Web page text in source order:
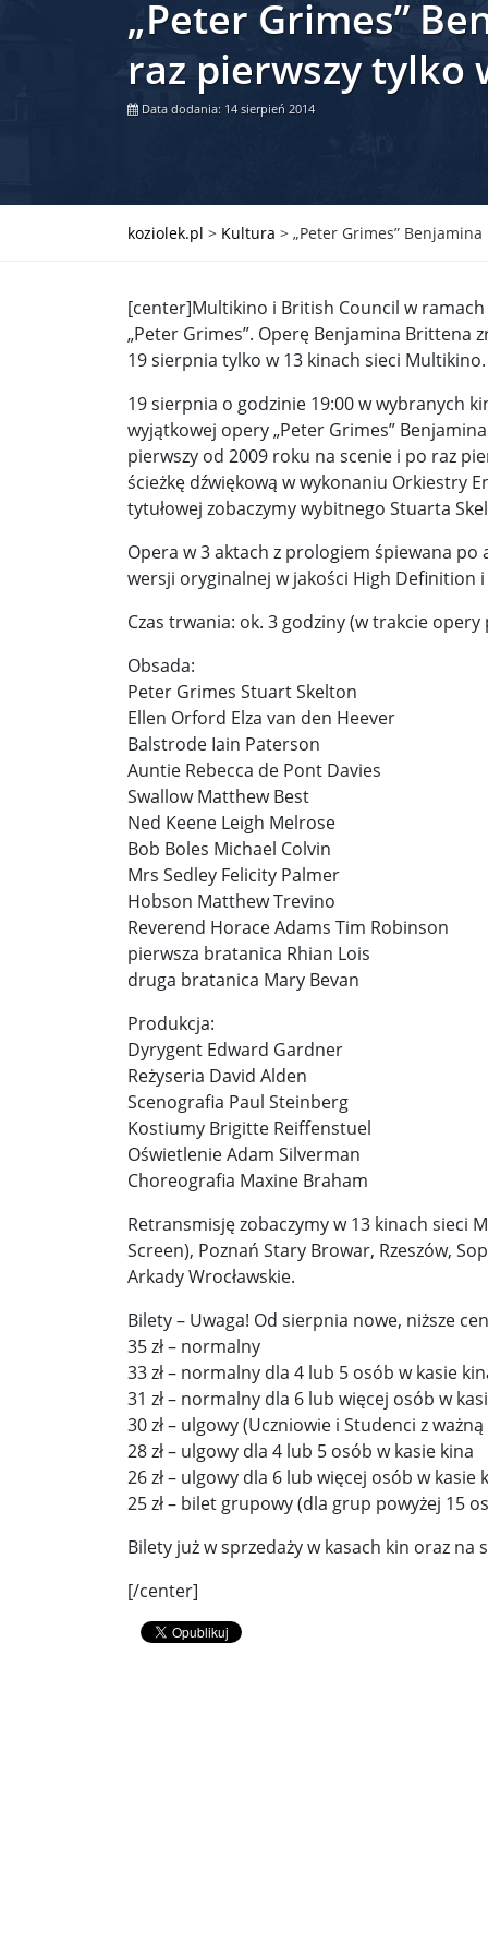
Władimir Putin po ultimatum Donalda Trumpa:
Przemysław Czarnek ujawnia, z jakimi partiami
Okrągły stół na Białorusi? Przeciwnicy
Grażyna Torbicka: Kocham kino, ale kocham też
Estera Flieger: Nie znoszę dyskusji o sensie
Michał Szułdrzyński: Z popiołów aż do chmur.
Karol Nawrocki zakończył prace nad strukturą
Sławomir Mentzen: Migracja legalna również
Dni Konia Arabskiego 2025 – pasja, tradycja i
Zełenski chciał rozmawiać z Nawrockim. Ukraina
Presja na Izrael rośnie. Kolejny kraj G7
Powstanie to nie jest zamknięta karta historii ...
Walka z okupantem, walka z ogniem ...
Zaproszenie. Spacer z historią: „Warszawa
Cyniczne współczucie dla ofiar ...
Leszek Miller wieszczy koniec Polski 2050.
Pobić Niemców u siebie ... Powstańcy prascy
Nowe wytyczne dla pacjentów onkologicznych.
Donald Trump starł się w internecie z byłym
Elektrownia Powiśle: energia dla walczącej
Kapelusz w błocie ... Korea Południowa
Donieck bez wody i z fekaliami za oknem. Ale z
Sondaż: Stary czy nowy premier? Jeden polityk z
Sondaż: Andrzej Duda – prezydent wszystkich
Kolejne zapowiedzi uznania państwa
Ozzy Osbourne żegnany jak król heavy metalu
Démarche podczas przemówienia Walentyny
„Złamane tabu”. Wobec Izraela padły oskarżenia
10 najsilniejszych, odnotowanych trzęsień ziemi.
Bronisław Komorowski: Wypowiedź Szymona
„Peter Grimes”
raz pierwszy tylko
Data dodania: 14 sierpień 2014
koziolek.pl > Kultura > „Peter Grimes”
[center]Multikino i British Council w
„Peter Grimes”. Operę Benjamina Brittena
19 sierpnia tylko w 13 kinach sieci Multikino.
19 sierpnia o godzinie 19:00 w wybranych
wyjątkowej opery „Peter Grimes”
pierwszy od 2009 roku na scenie i po raz
ścieżkę dźwiękową w wykonaniu Orkiestry
tytułowej zobaczymy wybitnego Stuarta
Opera w 3 aktach z prologiem śpiewana
wersji oryginalnej w jakości High Definition
Czas trwania: ok. 3 godziny (w trakcie
Obsada:
Peter Grimes Stuart Skelton
Ellen Orford Elza van den Heever
Balstrode Iain Paterson
Auntie Rebecca de Pont Davies
Swallow Matthew Best
Ned Keene Leigh Melrose
Bob Boles Michael Colvin
Mrs Sedley Felicity Palmer
Hobson Matthew Trevino
Reverend Horace Adams Tim Robinson
pierwsza bratanica Rhian Lois
druga bratanica Mary Bevan
Produkcja:
Dyrygent Edward Gardner
Reżyseria David Alden
Scenografia Paul Steinberg
Kostiumy Brigitte Reiffenstuel
Oświetlenie Adam Silverman
Choreografia Maxine Braham
Retransmisję zobaczymy w 13 kinach sieci
Screen), Poznań Stary Browar, Rzeszów,
Arkady Wrocławskie.
Bilety – Uwaga! Od sierpnia nowe, niższe
35 zł – normalny
33 zł – normalny dla 4 lub 5 osób w kasie
31 zł – normalny dla 6 lub więcej osób w
30 zł – ulgowy (Uczniowie i Studenci z
28 zł – ulgowy dla 4 lub 5 osób w kasie kina
26 zł – ulgowy dla 6 lub więcej osób w kasie
25 zł – bilet grupowy (dla grup powyżej 15
Bilety już w sprzedaży w kasach kin oraz
[/center]